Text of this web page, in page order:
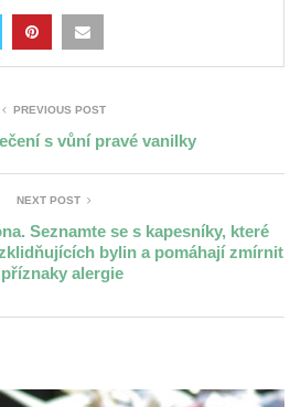
PREVIOUS POST
s vůní pravé vanilky
NEXT POST
Seznamte se s kapesníky, které
bylin a pomáhají zmírnit
příznaky alergie